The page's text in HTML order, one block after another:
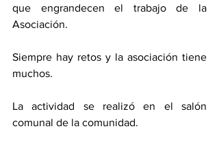
que engrandecen el trabajo de la
Asociación.
Siempre hay retos y la asociación tiene
muchos.
La actividad se realizó en el salón
comunal de la comunidad.